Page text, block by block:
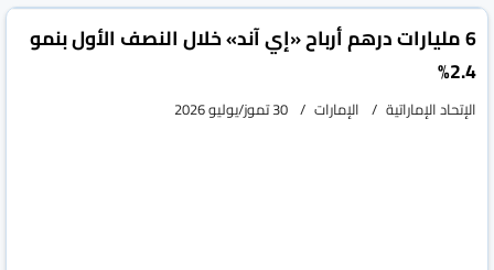
6 مليارات درهم أرباح «إي آند» خلال النصف الأول بنمو
2.4%
الإتحاد الإماراتية الإمارات 30 تموز/يوليو 2026